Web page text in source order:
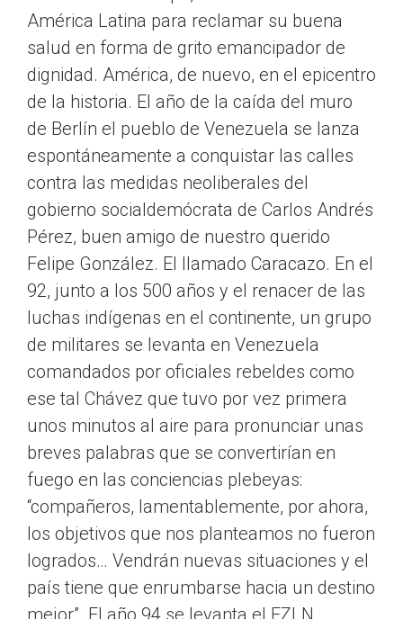
América Latina para reclamar su buena
salud en forma de grito emancipador de
dignidad. América, de nuevo, en el epicentro
de la historia. El año de la caída del muro
de Berlín el pueblo de Venezuela se lanza
espontáneamente a conquistar las calles
contra las medidas neoliberales del
gobierno socialdemócrata de Carlos Andrés
Pérez, buen amigo de nuestro querido
Felipe González. El llamado Caracazo. En el
92, junto a los 500 años y el renacer de las
luchas indígenas en el continente, un grupo
de militares se levanta en Venezuela
comandados por oficiales rebeldes como
ese tal Chávez que tuvo por vez primera
unos minutos al aire para pronunciar unas
breves palabras que se convertirían en
fuego en las conciencias plebeyas:
“compañeros, lamentablemente, por ahora,
los objetivos que nos planteamos no fueron
logrados… Vendrán nuevas situaciones y el
país tiene que enrumbarse hacia un destino